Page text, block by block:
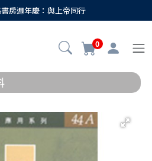
房週年慶：與上帝同行
0